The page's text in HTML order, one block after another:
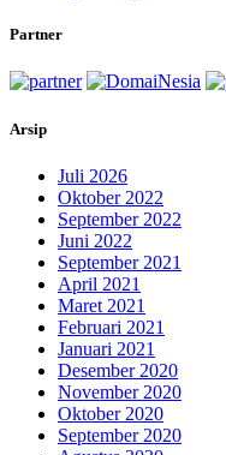
Partner
Arsip
Juli 2026
Oktober 2022
September 2022
Juni 2022
September 2021
April 2021
Maret 2021
Februari 2021
Januari 2021
Desember 2020
November 2020
Oktober 2020
September 2020